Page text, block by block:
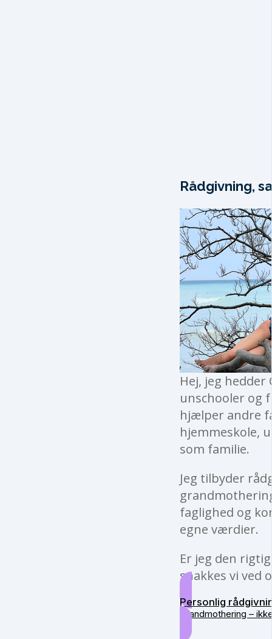
Rådgivning,
Hej, jeg
unschooler og
hjælper andre
hjemmeskole,
som familie.
Jeg tilbyder
faglighed og
egne værdier.
Er jeg den
snakkes vi ved
Personlig
Grandmothering –